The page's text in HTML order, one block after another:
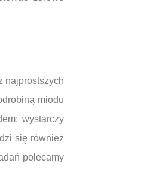
najprostszych
miodu
wystarczy
się również
polecamy